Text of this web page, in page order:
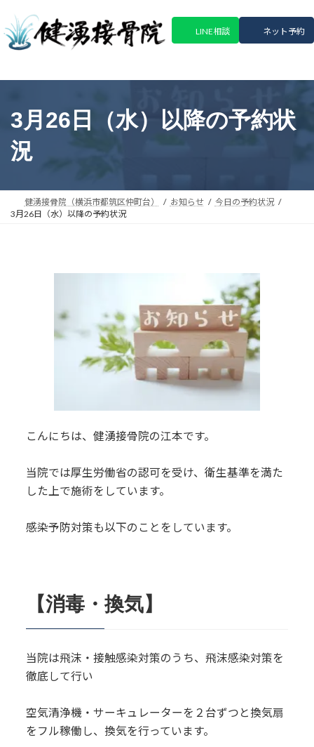
テ
ゲ
LINE相談 ネット予約
3月26日（水）以降の予約状
況
健湧接骨院（横浜市都筑区仲町台） お知らせ
今日の予約状況
3月26日（水）以降の予約状況
こんにちは、健湧接骨院の江本です。
当院では厚生労働省の認可を受け、衛生基準を満た
した上で施術をしています。
感染予防対策も以下のことをしています。
【消毒・換気】
当院は飛沫・接触感染対策のうち、飛沫感染対策を
徹底して行い
空気清浄機・サーキュレーターを２台ずつと換気扇
をフル稼働し、換気を行っています。